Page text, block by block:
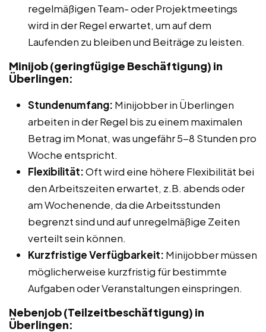
regelmäßigen Team- oder Projektmeetings
wird in der Regel erwartet, um auf dem
Laufenden zu bleiben und Beiträge zu leisten.
Minijob (geringfügige Beschäftigung) in
Überlingen:
Stundenumfang: Minijobber in Überlingen
arbeiten in der Regel bis zu einem maximalen
Betrag im Monat, was ungefähr 5-8 Stunden pro
Woche entspricht.
Flexibilität:Oft wird eine höhere Flexibilität bei
den Arbeitszeiten erwartet, z.B. abends oder
am Wochenende, da die Arbeitsstunden
begrenzt sind und auf unregelmäßige Zeiten
verteilt sein können.
Kurzfristige Verfügbarkeit: Minijobber müssen
möglicherweise kurzfristig für bestimmte
Aufgaben oder Veranstaltungen einspringen.
Nebenjob (Teilzeitbeschäftigung) in
Überlingen: